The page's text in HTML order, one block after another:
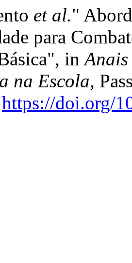
et al."
para
in
na Escola,
https://doi.org/